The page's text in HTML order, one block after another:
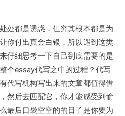
处都是诱惑，但究其根本都是为
你付出真金白银，所以遇到这类
仔细思考一下自己到底需要的是
个essay代写之中的过程？代写
代写机构写出来的文章都值得借
然后去匹配它，你才能感受到愉
最后口袋空空的的日子是你要为